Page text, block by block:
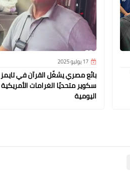
17 يوليو 2025
بائع مصري يشغّل القرآن في تايمز
سكوير متحديًا الغرامات الأمريكية
اليومية